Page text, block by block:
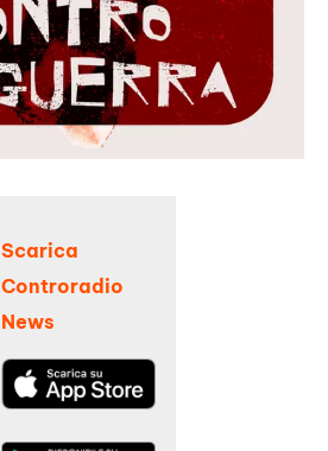
Scarica
Controradio
News